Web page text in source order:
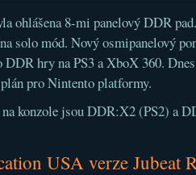
ohlášena 8-mi panelový DDR
solo mód. Nový osmipanelový
hry na PS3 a XboX 360.
pro Nintento platformy.
konzole jsou DDR:X2 (PS2) a
USA verze Jubeat